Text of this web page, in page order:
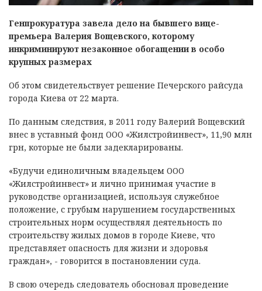
Генпрокуратура завела дело на бывшего вице-
премьера Валерия Вощевского, которому
инкриминируют незаконное обогащении в особо
крупных размерах
Об этом свидетельствует решение Печерского райсуда
города Киева от 22 марта.
По данным следствия, в 2011 году Валерий Вощевский
внес в уставный фонд ООО «Жилстройинвест», 11,90 млн
грн, которые не были задекларированы.
«Будучи единоличным владельцем ООО
«Жилстройинвест» и лично принимая участие в
руководстве организацией, используя служебное
положение, с грубым нарушением государственных
строительных норм осуществлял деятельность по
строительству жилых домов в городе Киеве, что
представляет опасность для жизни и здоровья
граждан», - говорится в постановлении суда.
В свою очередь следователь обосновал проведение